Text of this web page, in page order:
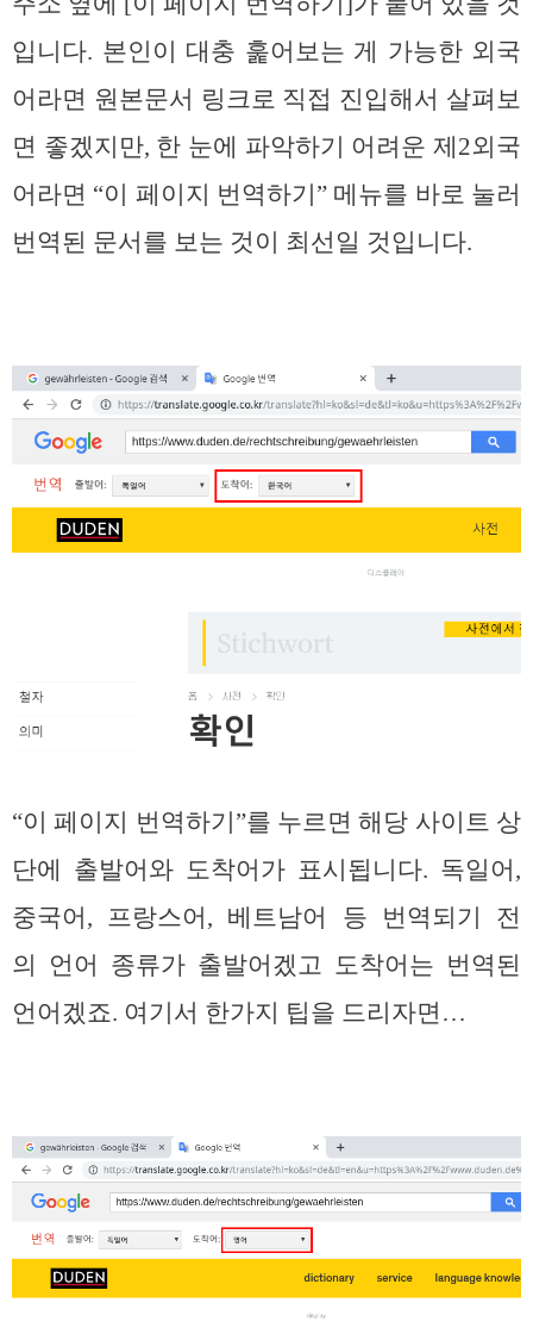
입니다. 본인이 대충 훑어보는 게 가능한 외국
어라면 원본문서 링크로 직접 진입해서 살펴보
면 좋겠지만, 한 눈에 파악하기 어려운 제2외국
어라면 “이 페이지 번역하기” 메뉴를 바로 눌러
번역된 문서를 보는 것이 최선일 것입니다.
“이 페이지 번역하기”를 누르면 해당 사이트 상
단에 출발어와 도착어가 표시됩니다. 독일어,
중국어, 프랑스어, 베트남어 등 번역되기 전
의 언어 종류가 출발어겠고 도착어는 번역된
언어겠죠. 여기서 한가지 팁을 드리자면…